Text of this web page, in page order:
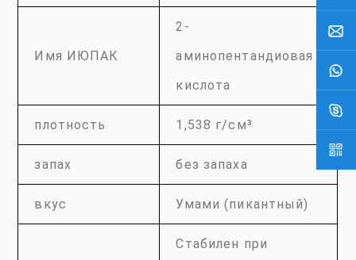
Имя ИЮПАК
2-
аминопентандиовая
кислота
плотность 1,538 г/см³
запах без запаха
вкус Умами (пикантный)
Стабилен при